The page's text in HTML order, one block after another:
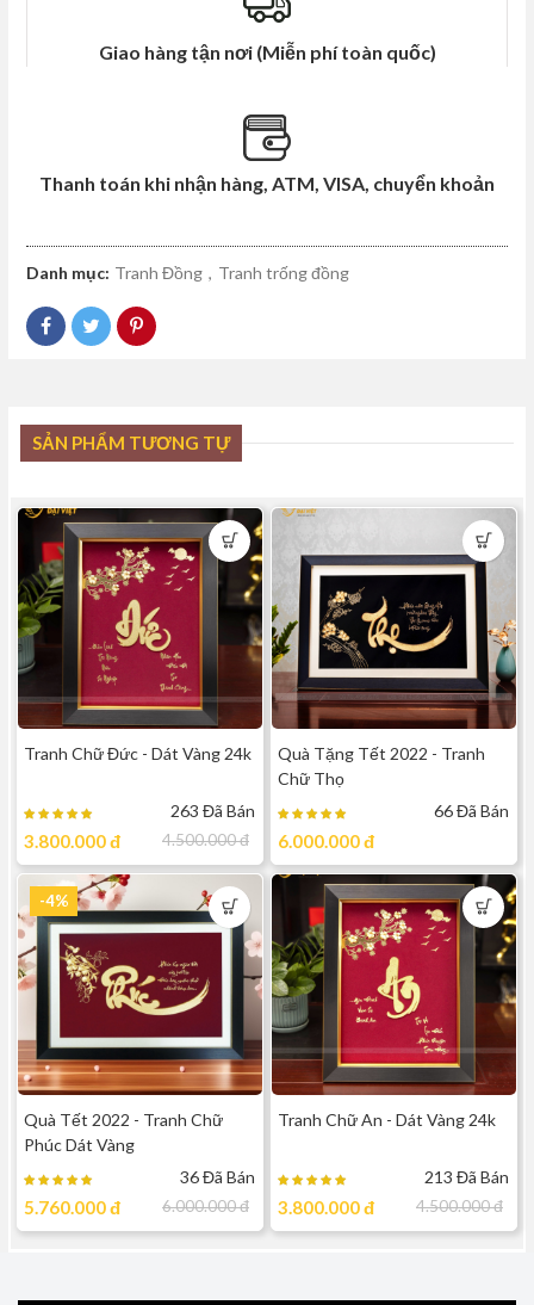
Giao hàng tận nơi (Miễn phí toàn quốc)
Thanh toán khi nhận hàng, ATM, VISA, chuyển khoản
Danh mục: Tranh Đồng , Tranh trống đồng
SẢN PHẨM TƯƠNG TỰ
Tranh Chữ Đức - Dát Vàng 24k
263 Đã Bán
3.800.000đ 4.500.000đ
Quà Tặng Tết 2022 - Tranh
Chữ Thọ
66 Đã Bán
6.000.000đ
-4%
Quà Tết 2022 - Tranh Chữ
Phúc Dát Vàng
36 Đã Bán
5.760.000đ 6.000.000đ
Tranh Chữ An - Dát Vàng 24k
213 Đã Bán
3.800.000đ 4.500.000đ